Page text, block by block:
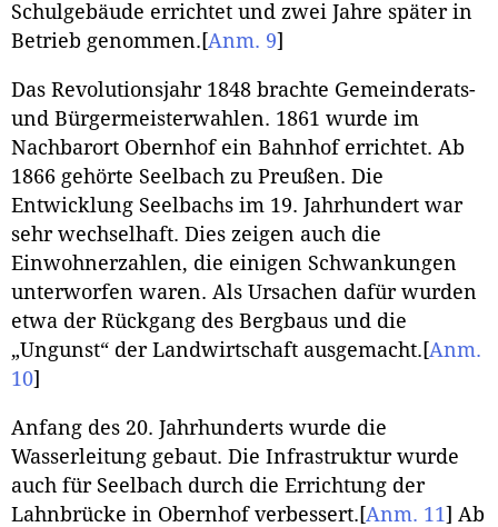
Schulgebäude errichtet und zwei Jahre später in
Betrieb genommen. [Anm. 9]
Das Revolutionsjahr 1848 brachte Gemeinderats-
und Bürgermeisterwahlen. 1861 wurde im
Nachbarort Obernhof ein Bahnhof errichtet. Ab
1866 gehörte Seelbach zu Preußen. Die
Entwicklung Seelbachs im 19. Jahrhundert war
sehr wechselhaft. Dies zeigen auch die
Einwohnerzahlen, die einigen Schwankungen
unterworfen waren. Als Ursachen dafür wurden
etwa der Rückgang des Bergbaus und die
„Ungunst“ der Landwirtschaft ausgemacht. [Anm.
10]
Anfang des 20. Jahrhunderts wurde die
Wasserleitung gebaut. Die Infrastruktur wurde
auch für Seelbach durch die Errichtung der
Lahnbrücke in Obernhof verbessert. [Anm. 11] Ab